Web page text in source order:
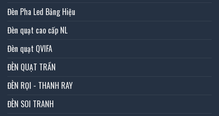
Đèn Pha Led Bảng Hiệu
Đèn quạt cao cấp NL
Đèn quạt QVIFA
ĐÈN QUẠT TRẦN
ĐÈN RỌI - THANH RAY
ĐÈN SOI TRANH